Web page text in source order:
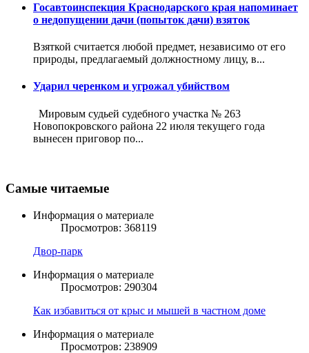
Госавтоинспекция Краснодарского края напоминает
о недопущении дачи (попыток дачи) взяток
Взяткой считается любой предмет, независимо от его
природы, предлагаемый должностному лицу, в...
Ударил черенком и угрожал убийством
Мировым судьей судебного участка № 263
Новопокровского района 22 июля текущего года
вынесен приговор по...
Самые читаемые
Информация о материале
Просмотров: 368119
Двор-парк
Информация о материале
Просмотров: 290304
Как избавиться от крыс и мышей в частном доме
Информация о материале
Просмотров: 238909